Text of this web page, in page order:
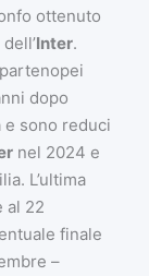
ottenuto
Inter.
dopo
e sono reduci
nel 2024 e
L’ultima
al 22
finale
–